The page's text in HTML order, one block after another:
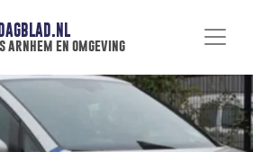
en omgeving